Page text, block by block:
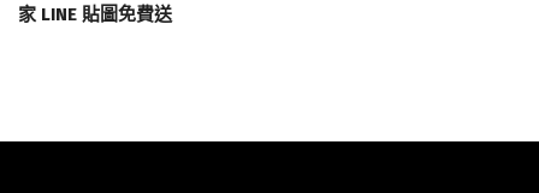
家 LINE 貼圖免費送